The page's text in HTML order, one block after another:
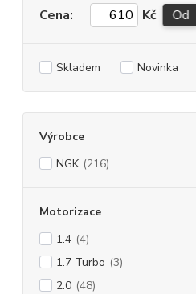
Cena: Kč Od
Skladem Novinka
Výrobce
NGK (216)
Motorizace
1.4 (4)
1.7 Turbo (3)
2.0 (48)